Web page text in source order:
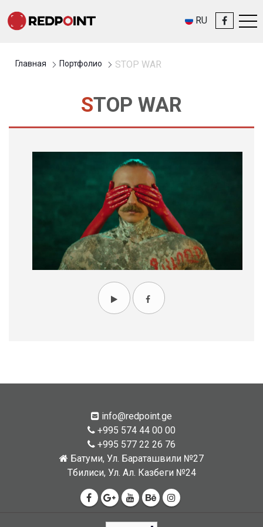
RU
Главная Портфолио STOP WAR
STOP WAR
info@redpoint.ge
+995 574 44 00 00
+995 577 22 26 76
Батуми, Ул. Бараташвили №27
Тбилиси, Ул. Ал. Казбеги №24